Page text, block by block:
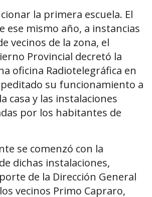
la primera escuela. El
ese mismo año, a instancias
vecinos de la zona, el
Provincial decretó la
oficina Radiotelegráfica en
su funcionamiento a
casa y las instalaciones
por los habitantes de
se comenzó con la
dichas instalaciones,
de la Dirección General
vecinos Primo Capraro,